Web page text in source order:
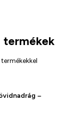
termékek
–